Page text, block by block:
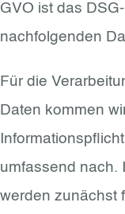
GVO ist das
nachfolgenden
Für die
Daten kommen
umfassend nach.
werden zunächst